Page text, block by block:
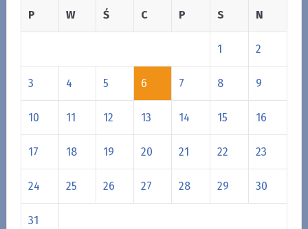
P W Ś C P S N
1 2
3 4 5 6 7 8 9
10 11 12 13 14 15 16
17 18 19 20 21 22 23
24 25 26 27 28 29 30
31